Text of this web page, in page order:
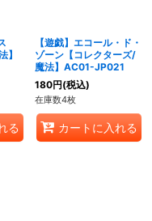
】
る
【遊戯】エコール・ド・
ゾーン【コレクターズ/
魔法】AC01-JP021
180円(税込)
在庫数4枚
カートに入れる